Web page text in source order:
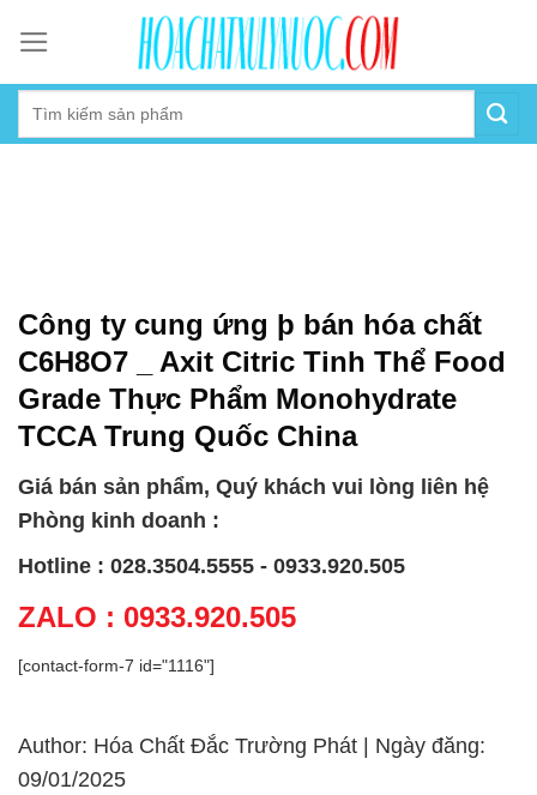
content
Công ty cung ứng þ bán hóa chất
C6H8O7 _ Axit Citric Tinh Thể Food
Grade Thực Phẩm Monohydrate
TCCA Trung Quốc China
Giá bán sản phẩm, Quý khách vui lòng liên hệ
Phòng kinh doanh :
Hotline : 028.3504.5555 - 0933.920.505
ZALO : 0933.920.505
[contact-form-7 id="1116"]
Author: Hóa Chất Đắc Trường Phát | Ngày đăng:
09/01/2025